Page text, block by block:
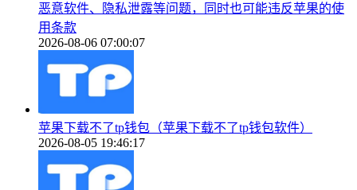
恶意软件、隐私泄露等问题，同时也可能违反苹果的使
用条款
2026-08-06 07:00:07
苹果下载不了tp钱包（苹果下载不了tp钱包软件）
2026-08-05 19:46:17